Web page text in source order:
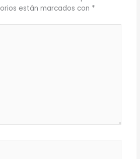
están marcados con *